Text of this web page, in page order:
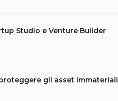
Studio e Venture Builder
gli asset immateriali